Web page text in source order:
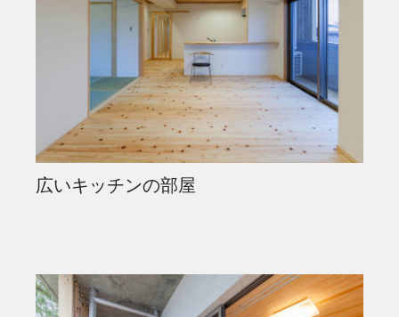
広いキッチンの部屋